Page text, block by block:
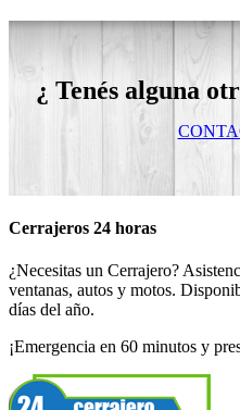
¿ Tenés alguna
Cerrajeros 24 horas
¿Necesitas un Cerrajero?
ventanas, autos y motos.
días del año.
¡Emergencia en 60 minutos y